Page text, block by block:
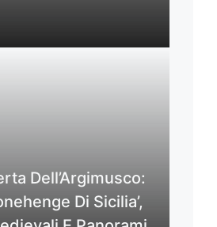
Dell’Argimusco:
Di Sicilia’,